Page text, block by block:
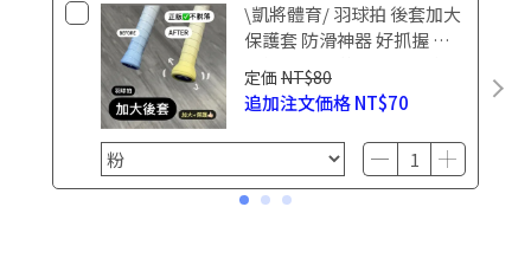
\凱將體育/ 羽球拍 後套加大
保護套 防滑神器 好抓握 防
滑拍 保護底蓋 大屁股 握把
布 握把 羽球握把 握把皮
定価 NT$80
追加注文価格NT$70